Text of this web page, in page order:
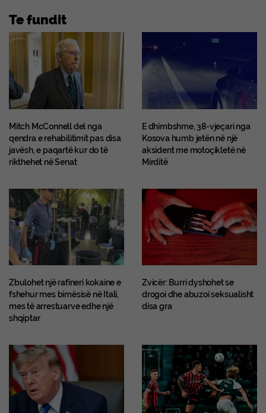
Te fundit
Mitch McConnell del nga
qendra e rehabilitimit pas disa
javësh, e paqartë kur do të
rikthehet në Senat
E dhimbshme, 38-vjeçari nga
Kosova humb jetën në një
aksident me motoçikletë në
Mirditë
Zbulohet një rafineri kokaine e
fshehur mes bimësisë në Itali,
mes të arrestuarve edhe një
shqiptar
Zvicër: Burri dyshohet se
drogoi dhe abuzoi seksualisht
disa gra